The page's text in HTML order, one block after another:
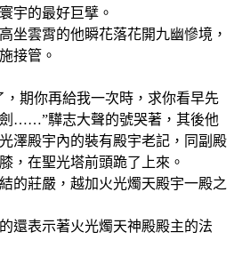
宇的最好巨擘。
坐雲霄的他瞬花落花開九幽慘境，
接管。
，期你再給我一次時，求你看早先
……”驊志大聲的號哭著，其後他
澤殿宇內的裝有殿宇老記，同副殿
，在聖光塔前頭跪了上來。
的莊嚴，越加火光燭天殿宇一殿之
還表示著火光燭天神殿殿主的法